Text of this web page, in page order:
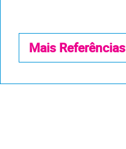
Mais Referências